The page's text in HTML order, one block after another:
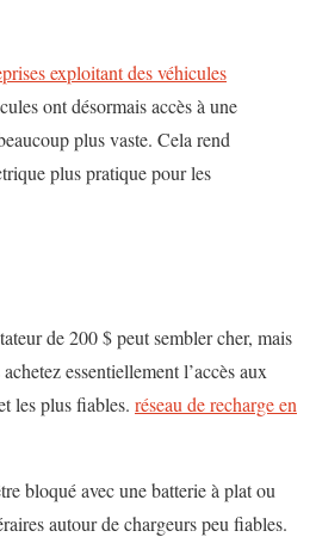
exploitant des véhicules
ont désormais accès à une
plus vaste. Cela rend
plus pratique pour les
de 200 $ peut sembler cher, mais
essentiellement l’accès aux
les plus fiables. réseau de recharge en
bloqué avec une batterie à plat ou
autour de chargeurs peu fiables.